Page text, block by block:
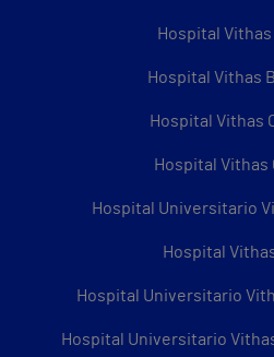
Hospital
Hospital Vithas
Hospital Vithas
Hospital Vithas
Hospital Universitario
Hospital
Hospital Universitario
Hospital Universitario